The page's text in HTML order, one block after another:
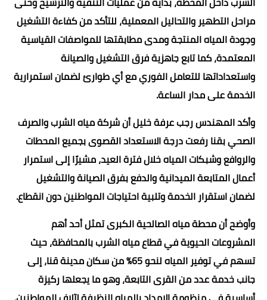
مراحل التطهير والتحاليل المعملية، للتأكد من كفاءة التشغيل
وجودة المياه المنتجة ومدى مطابقتها للمواصفات القياسية
المعتمدة، كما تابع جاهزية فرق التشغيل والصيانة
واستعداداتها للتعامل الفوري مع أي طوارئ لضمان استمرارية
الخدمة على مدار الساعة.
وأكد المهندس رجب عرفة خليل أن شركة مياه الشرب والصرف
الصحي بقنا رفعت درجة الاستعداد القصوى بجميع المحطات
والروافع وشبكات المياه خلال فترة العيد، مشيرًا إلى استمرار
أعمال المتابعة الميدانية والدفع بفرق الصيانة والتشغيل
لضمان استقرار الخدمة وتلبية احتياجات المواطنين دون انقطاع.
وأوضح أن محطة مياه الصالحية الكبرى تمثل أحد أهم
المشروعات الحيوية في قطاع مياه الشرب بالمحافظة، حيث
تسهم في توفير المياه لنحو 65% من سكان مدينة قنا، إلى
جانب خدمة عدد من القرى التابعة، وهو ما يجعلها ركيزة